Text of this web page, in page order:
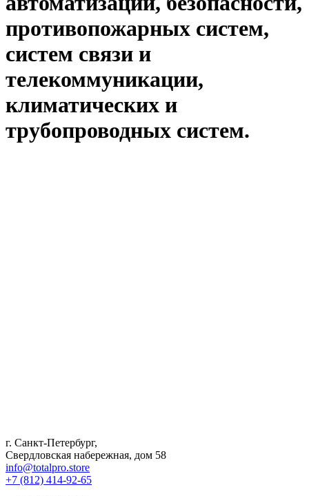
противопожарных систем,
систем связи и
телекоммуникации,
климатических и
трубопроводных систем.
г. Санкт-Петербург,
Свердловская набережная, дом 58
info@totalpro.store
+7 (812) 414-92-65